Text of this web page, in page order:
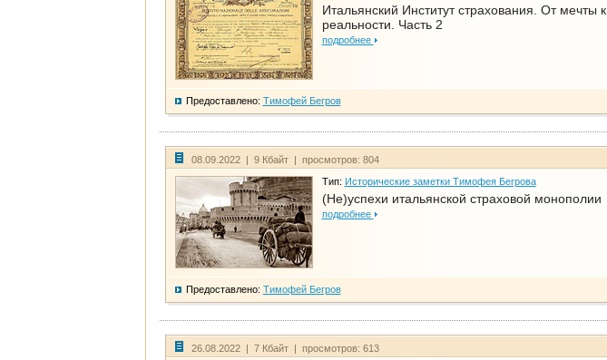
Итальянский Институт страхования. От мечты к
реальности. Часть 2
подробнее
Предоставлено: Тимофей Бегров
08.09.2022 | 9 Кбайт | просмотров: 804
Тип: Исторические заметки Тимофея Бегрова
(Не)успехи итальянской страховой монополии
подробнее
Предоставлено: Тимофей Бегров
26.08.2022 | 7 Кбайт | просмотров: 613